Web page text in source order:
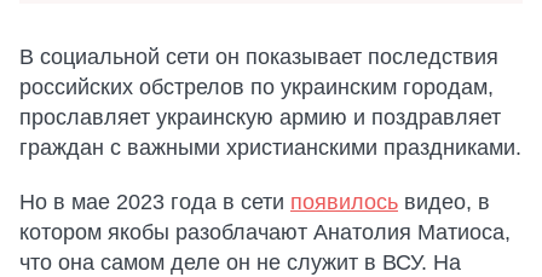
В социальной сети он показывает последствия
российских обстрелов по украинским городам,
прославляет украинскую армию и поздравляет
граждан с важными христианскими праздниками.
Но в мае 2023 года в сети появилось видео, в
котором якобы разоблачают Анатолия Матиоса,
что она самом деле он не служит в ВСУ. На